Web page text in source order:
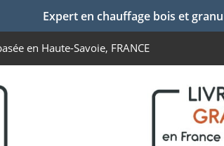
Expert en chauffage bois et
en Haute-Savoie, FRANCE